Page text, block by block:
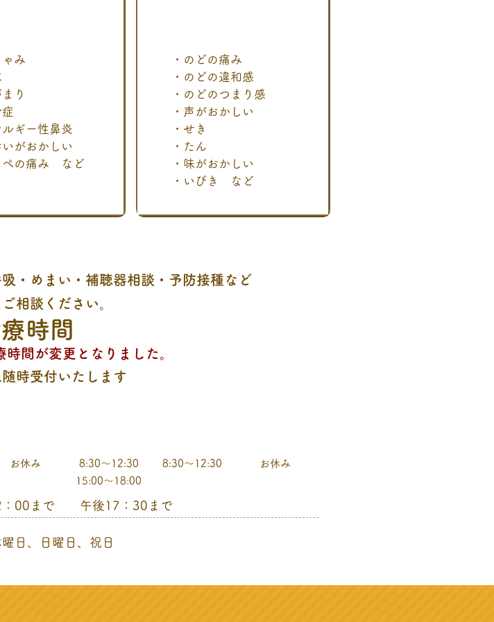
ゃみ
り
症
ルギー性鼻炎
いがおかしい
ぺの痛み など
・のどの痛み
・のどの違和感
・のどのつまり感
・声がおかしい
・せき
・たん
・味がおかしい
・いびき など
・めまい・補聴器相談・予防接種など
相談ください。
時間
間が変更となりました。
時受付いたします
お休み
8:30～12:30
15:00～18:00
8:30～12:30 お休み
：00まで 午後17：30まで
日、日曜日、祝日